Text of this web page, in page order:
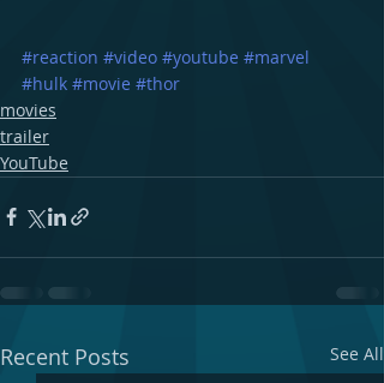
#reaction #video #youtube #marvel
#hulk #movie #thor
movies
trailer
YouTube
Recent Posts See All